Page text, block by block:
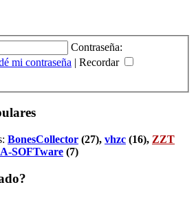
Contraseña:
mi contraseña | Recordar
BonesCollector (27), vhzc (16), ZZT
SOFTware (7)